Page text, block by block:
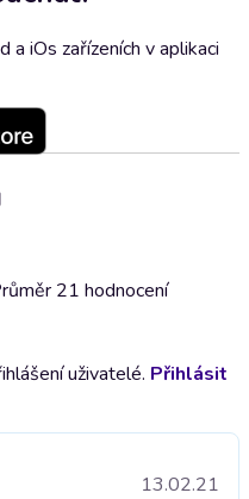
iOs zařízeních v aplikaci
21 hodnocení
uživatelé. Přihlásit
13.02.21